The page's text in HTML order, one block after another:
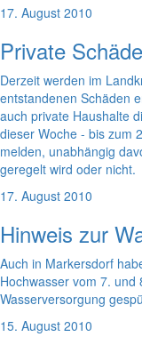
17. August 2010
Private
Derzeit werden im
entstandenen Schäden
auch private Haushalte
dieser Woche - bis zum
melden, unabhängig
geregelt wird oder nicht.
17. August 2010
Hinweis zur
Auch in Markersdorf
Hochwasser vom 7.
Wasserversorgung
15. August 2010